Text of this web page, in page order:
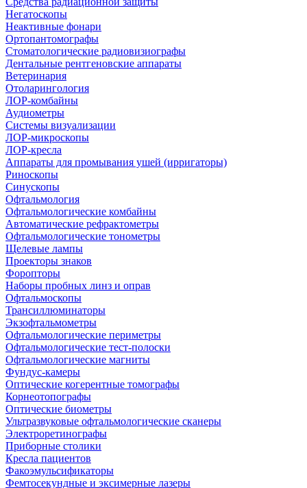
Негатоскопы
Неактивные фонари
Ортопантомографы
Стоматологические радиовизиографы
Дентальные рентгеновские аппараты
Ветеринария
Отоларингология
ЛОР-комбайны
Аудиометры
Системы визуализации
ЛОР-микроскопы
ЛОР-кресла
Аппараты для промывания ушей (ирригаторы)
Риноскопы
Синускопы
Офтальмология
Офтальмологические комбайны
Автоматические рефрактометры
Офтальмологические тонометры
Щелевые лампы
Проекторы знаков
Форопторы
Наборы пробных линз и оправ
Офтальмоскопы
Трансиллюминаторы
Экзофтальмометры
Офтальмологические периметры
Офтальмологические тест-полоски
Офтальмологические магниты
Фундус-камеры
Оптические когерентные томографы
Корнеотопографы
Оптические биометры
Ультразвуковые офтальмологические сканеры
Электроретинографы
Приборные столики
Кресла пациентов
Факоэмульсификаторы
Фемтосекундные и эксимерные лазеры